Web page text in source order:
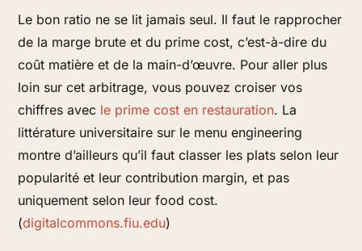
Le bon ratio ne se lit jamais seul. Il faut le rapprocher
de la marge brute et du prime cost, c’est-à-dire du
coût matière et de la main-d’œuvre. Pour aller plus
loin sur cet arbitrage, vous pouvez croiser vos
chiffres avec le prime cost en restauration. La
littérature universitaire sur le menu engineering
montre d’ailleurs qu’il faut classer les plats selon leur
popularité et leur contribution margin, et pas
uniquement selon leur food cost.
(digitalcommons.fiu.edu)